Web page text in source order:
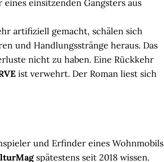
einsitzenden Gangsters aus
artifiziell gemacht, schälen sich
und Handlungsstränge heraus. Das
nicht zu haben. Eine Rückkehr
ist verwehrt. Der Roman liest sich
und Erfinder eines Wohnmobils
spätestens seit 2018 wissen.